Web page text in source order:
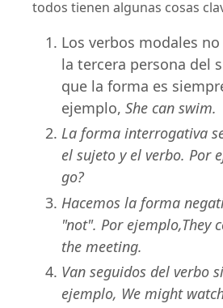
todos tienen algunas cosas
Los verbos modales
la tercera persona del
que la forma es
ejemplo, She can swim.
La forma interrogativa
el sujeto y el verbo. Por
go?
Hacemos la forma
"not". Por ejemplo,They
the meeting.
Van seguidos del verbo
ejemplo, We might